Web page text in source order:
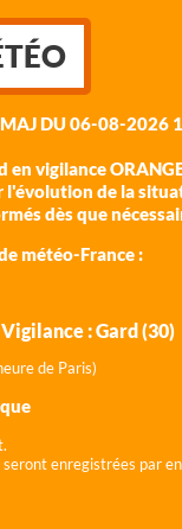
MAJ DU 06-08-2026
vigilance
l'évolution de la
dès que
météo-France :
: Gard (30)
de Paris)
enregistrées par